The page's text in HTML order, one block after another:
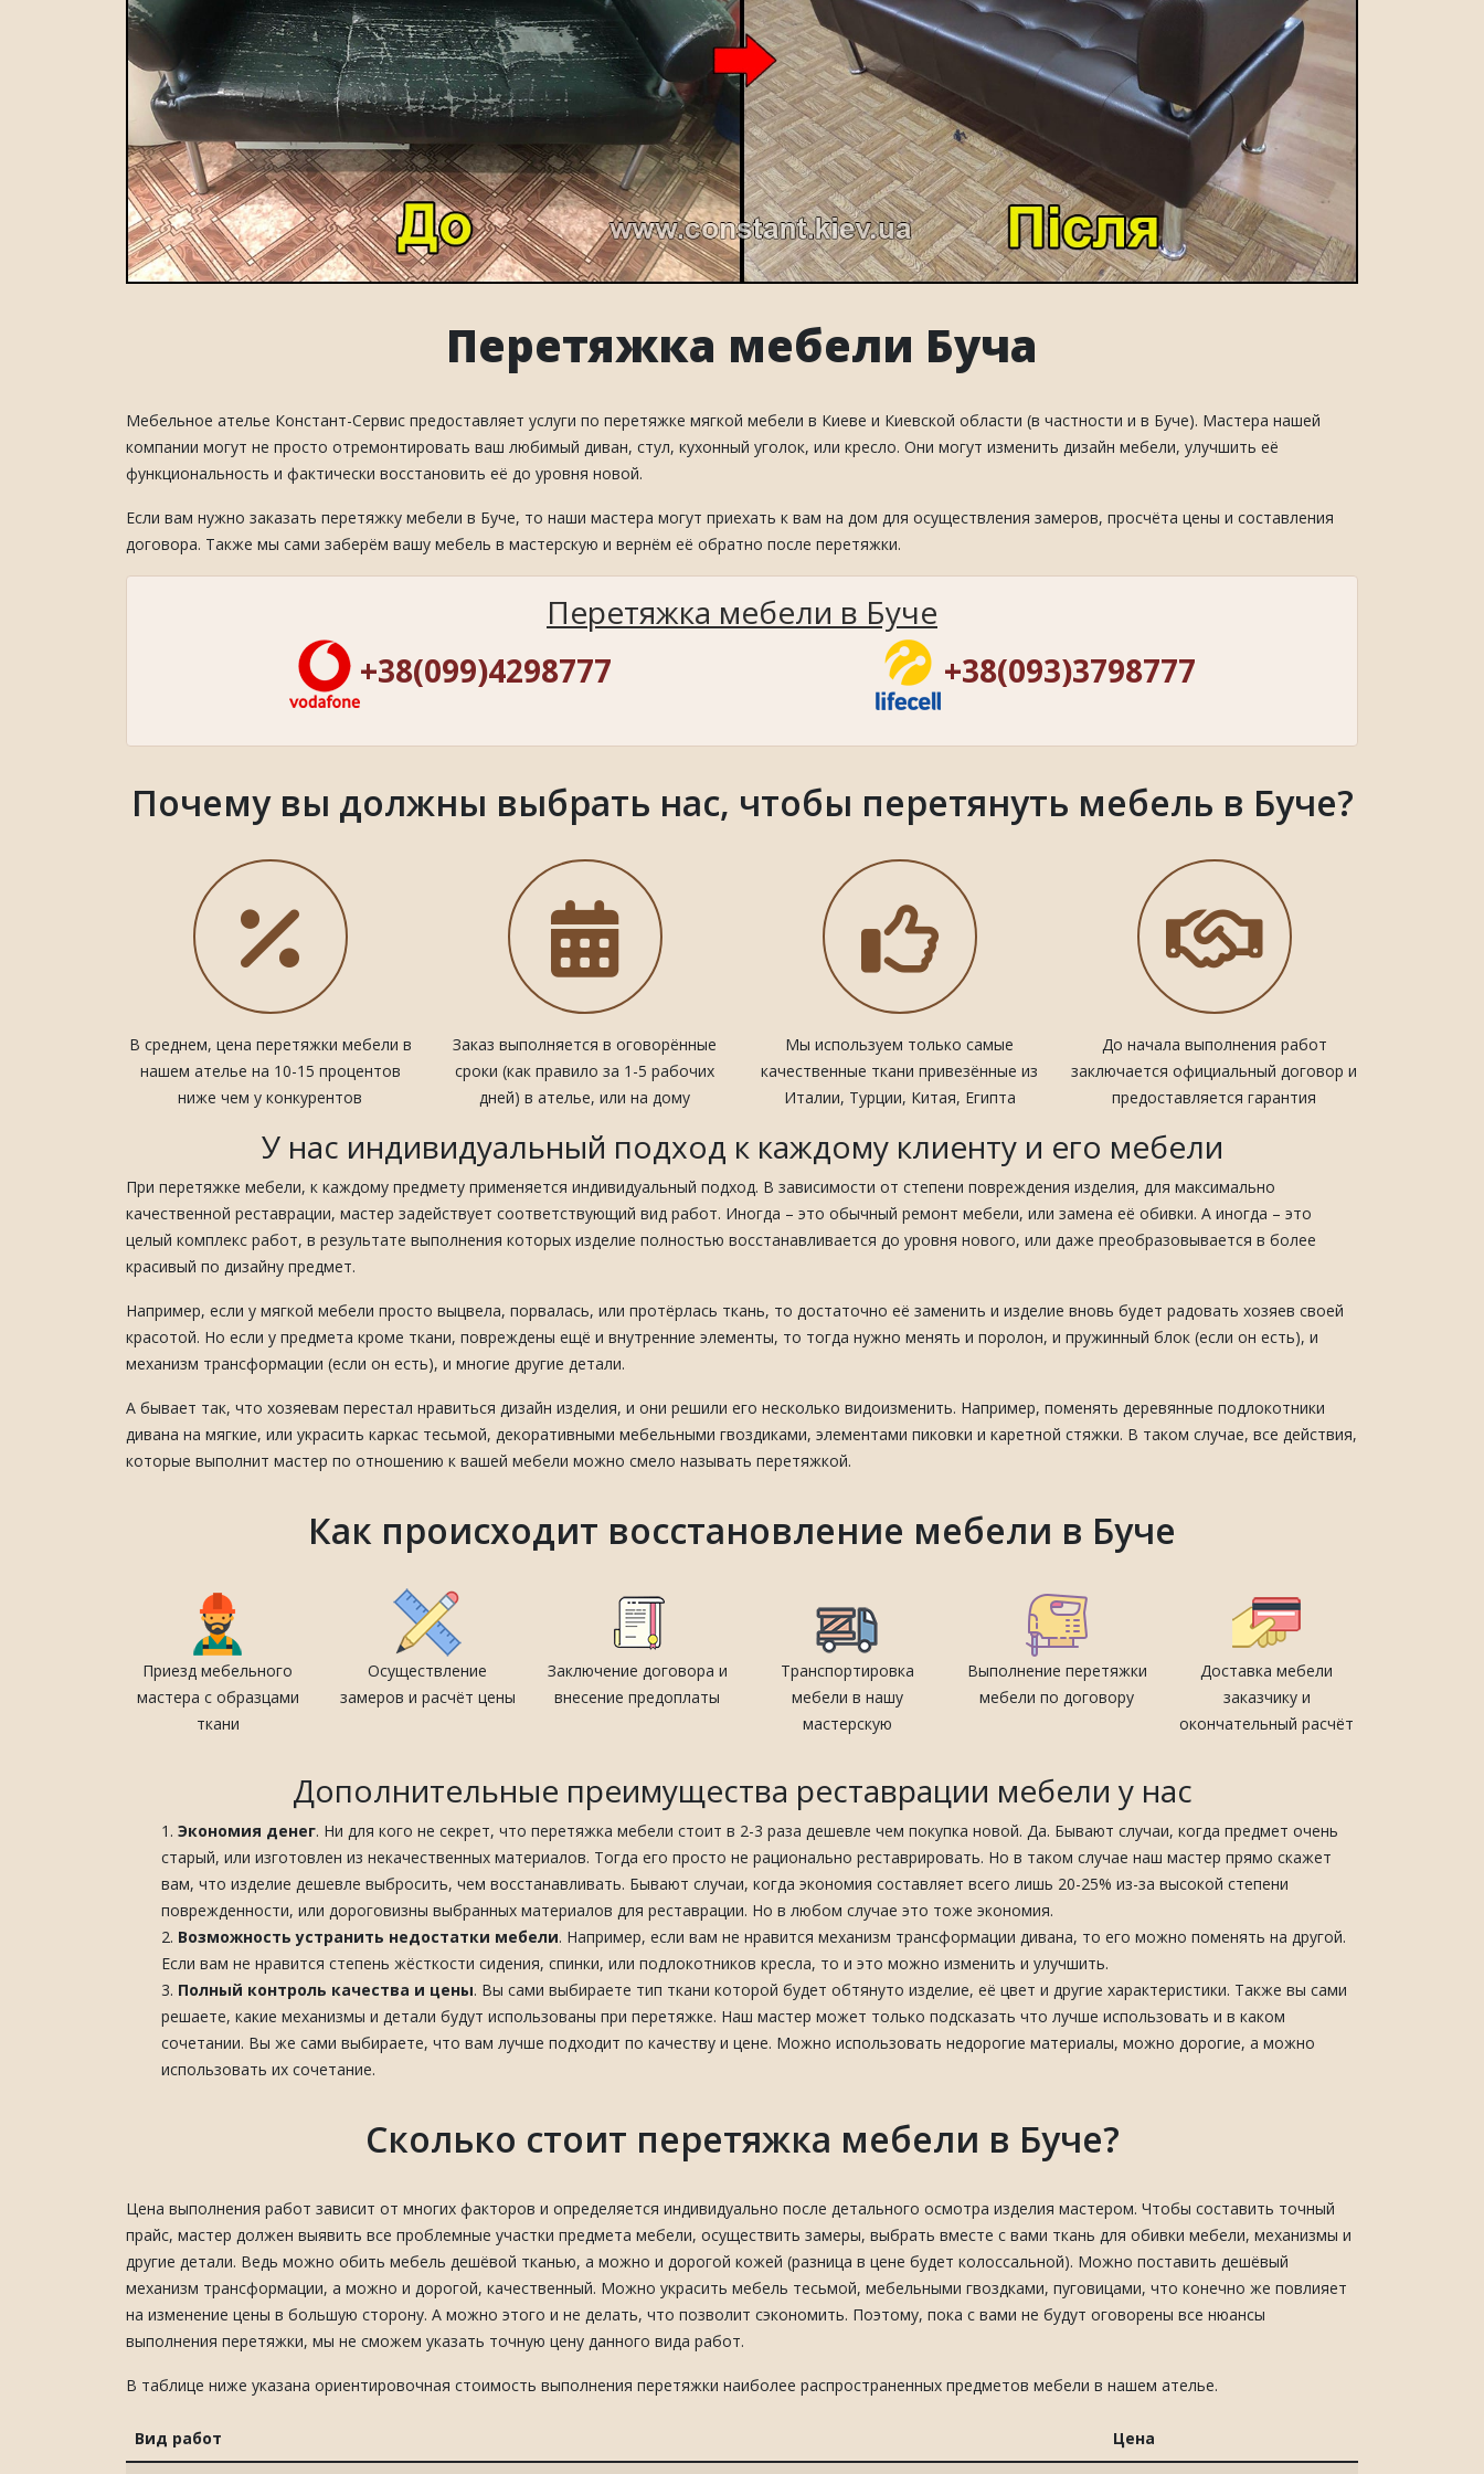
Перетяжка мебели Буча
Мебельное ателье Констант-Сервис предоставляет услуги по перетяжке мягкой мебели в Киеве и Киевской области (в частности и в Буче). Мастера нашей
компании могут не просто отремонтировать ваш любимый диван, стул, кухонный уголок, или кресло. Они могут изменить дизайн мебели, улучшить её
функциональность и фактически восстановить её до уровня новой.
Если вам нужно заказать перетяжку мебели в Буче, то наши мастера могут приехать к вам на дом для осуществления замеров, просчёта цены и составления
договора. Также мы сами заберём вашу мебель в мастерскую и вернём её обратно после перетяжки.
Перетяжка мебели в Буче
+38(099)4298777
+38(093)3798777
Почему вы должны выбрать нас, чтобы перетянуть мебель в Буче?
В среднем, цена перетяжки мебели в
нашем ателье на 10-15 процентов
ниже чем у конкурентов
Заказ выполняется в оговорённые
сроки (как правило за 1-5 рабочих
дней) в ателье, или на дому
Мы используем только самые
качественные ткани привезённые из
Италии, Турции, Китая, Египта
До начала выполнения работ
заключается официальный договор и
предоставляется гарантия
У нас индивидуальный подход к каждому клиенту и его мебели
При перетяжке мебели, к каждому предмету применяется индивидуальный подход. В зависимости от степени повреждения изделия, для максимально
качественной реставрации, мастер задействует соответствующий вид работ. Иногда – это обычный ремонт мебели, или замена её обивки. А иногда – это
целый комплекс работ, в результате выполнения которых изделие полностью восстанавливается до уровня нового, или даже преобразовывается в более
красивый по дизайну предмет.
Например, если у мягкой мебели просто выцвела, порвалась, или протёрлась ткань, то достаточно её заменить и изделие вновь будет радовать хозяев своей
красотой. Но если у предмета кроме ткани, повреждены ещё и внутренние элементы, то тогда нужно менять и поролон, и пружинный блок (если он есть), и
механизм трансформации (если он есть), и многие другие детали.
А бывает так, что хозяевам перестал нравиться дизайн изделия, и они решили его несколько видоизменить. Например, поменять деревянные подлокотники
дивана на мягкие, или украсить каркас тесьмой, декоративными мебельными гвоздиками, элементами пиковки и каретной стяжки. В таком случае, все действия,
которые выполнит мастер по отношению к вашей мебели можно смело называть перетяжкой.
Как происходит восстановление мебели в Буче
Приезд мебельного
мастера с образцами
ткани
Осуществление
замеров и расчёт цены
Заключение договора и
внесение предоплаты
Транспортировка
мебели в нашу
мастерскую
Выполнение перетяжки
мебели по договору
Доставка мебели
заказчику и
окончательный расчёт
Дополнительные преимущества реставрации мебели у нас
Экономия денег. Ни для кого не секрет, что перетяжка мебели стоит в 2-3 раза дешевле чем покупка новой. Да. Бывают случаи, когда предмет очень
старый, или изготовлен из некачественных материалов. Тогда его просто не рационально реставрировать. Но в таком случае наш мастер прямо скажет
вам, что изделие дешевле выбросить, чем восстанавливать. Бывают случаи, когда экономия составляет всего лишь 20-25% из-за высокой степени
поврежденности, или дороговизны выбранных материалов для реставрации. Но в любом случае это тоже экономия.
Возможность устранить недостатки мебели. Например, если вам не нравится механизм трансформации дивана, то его можно поменять на другой.
Если вам не нравится степень жёсткости сидения, спинки, или подлокотников кресла, то и это можно изменить и улучшить.
Полный контроль качества и цены. Вы сами выбираете тип ткани которой будет обтянуто изделие, её цвет и другие характеристики. Также вы сами
решаете, какие механизмы и детали будут использованы при перетяжке. Наш мастер может только подсказать что лучше использовать и в каком
сочетании. Вы же сами выбираете, что вам лучше подходит по качеству и цене. Можно использовать недорогие материалы, можно дорогие, а можно
использовать их сочетание.
Сколько стоит перетяжка мебели в Буче?
Цена выполнения работ зависит от многих факторов и определяется индивидуально после детального осмотра изделия мастером. Чтобы составить точный
прайс, мастер должен выявить все проблемные участки предмета мебели, осуществить замеры, выбрать вместе с вами ткань для обивки мебели, механизмы и
другие детали. Ведь можно обить мебель дешёвой тканью, а можно и дорогой кожей (разница в цене будет колоссальной). Можно поставить дешёвый
механизм трансформации, а можно и дорогой, качественный. Можно украсить мебель тесьмой, мебельными гвоздками, пуговицами, что конечно же повлияет
на изменение цены в большую сторону. А можно этого и не делать, что позволит сэкономить. Поэтому, пока с вами не будут оговорены все нюансы
выполнения перетяжки, мы не сможем указать точную цену данного вида работ.
В таблице ниже указана ориентировочная стоимость выполнения перетяжки наиболее распространенных предметов мебели в нашем ателье.
Вид работ Цена